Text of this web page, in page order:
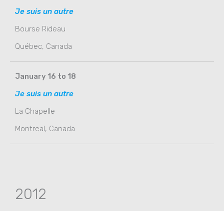
Je suis un autre
Bourse Rideau
Québec, Canada
January 16 to 18
Je suis un autre
La Chapelle
Montreal, Canada
2012